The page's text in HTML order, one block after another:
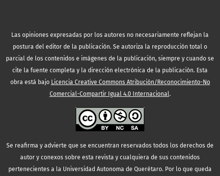
Las opiniones expresadas por los autores no necesariamente reflejan la
postura del editor de la publicación. Se autoriza la reproducción total o
parcial de los contenidos e imágenes de la publicación, siempre y cuando se
cite la fuente completa y la dirección electrónica de la publicación. Esta
obra está bajo Licencia Creative Commons Atribución/Reconocimiento-No
Comercial-Compartir Igual 4.0 Internacional.
Se reafirma y advierte que se encuentran reservados todos los derechos de
autor y conexos sobre esta revista y cualquiera de sus contenidos
pertenecientes a la Universidad Autonoma de Querétaro. Por lo que queda